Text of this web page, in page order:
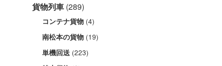
貨物列車 (289)
コンテナ貨物 (4)
南松本の貨物 (19)
単機回送 (223)